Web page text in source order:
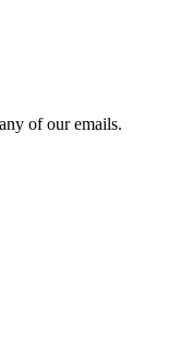
of our emails.